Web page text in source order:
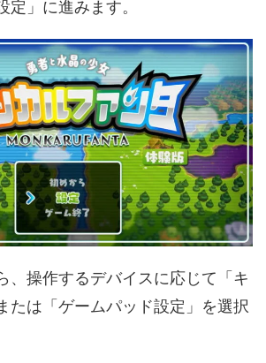
定」に進みます。
、操作するデバイスに応じて「キ
たは「ゲームパッド設定」を選択